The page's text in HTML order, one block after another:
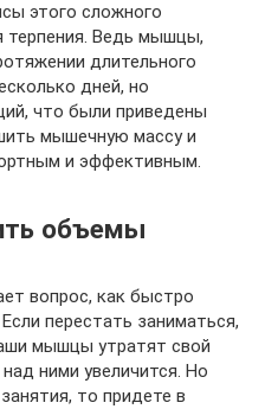
этого сложного
терпения. Ведь мышцы,
длительного
дней, но
что были приведены
мышечную массу и
и эффективным.
объемы
вопрос, как быстро
перестать заниматься,
мышцы утратят свой
ними увеличится. Но
то придете в